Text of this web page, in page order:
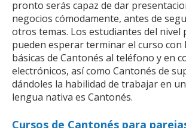
pronto serás capaz de dar
negocios cómodamente, antes de
otros temas. Los estudiantes del nivel
pueden esperar terminar el curso con
básicas de Cantonés al teléfono y en
electrónicos, así como Cantonés de
dándoles la habilidad de trabajar en
lengua nativa es Cantonés.
Cursos de Cantonés para